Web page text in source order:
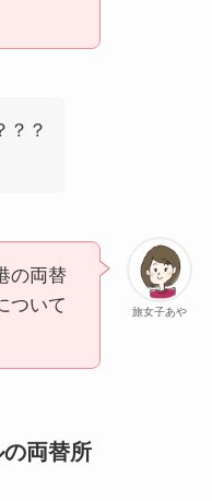
？？
旅女子あや
の両替
ついて
両替所